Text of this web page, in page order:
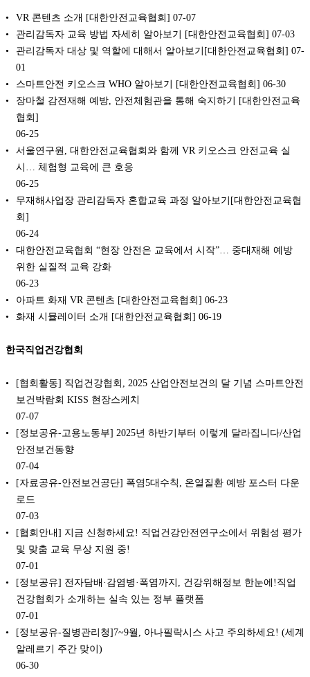
VR 콘텐츠 소개 [대한안전교육협회] 07-07
관리감독자 교육 방법 자세히 알아보기 [대한안전교육협회] 07-03
관리감독자 대상 및 역할에 대해서 알아보기[대한안전교육협회] 07-
01
스마트안전 키오스크 WHO 알아보기 [대한안전교육협회] 06-30
장마철 감전재해 예방, 안전체험관을 통해 숙지하기 [대한안전교육
협회]
06-25
서울연구원, 대한안전교육협회와 함께 VR 키오스크 안전교육 실
시… 체험형 교육에 큰 호응
06-25
무재해사업장 관리감독자 혼합교육 과정 알아보기[대한안전교육협
회]
06-24
대한안전교육협회 “현장 안전은 교육에서 시작”… 중대재해 예방
위한 실질적 교육 강화
06-23
아파트 화재 VR 콘텐츠 [대한안전교육협회] 06-23
화재 시뮬레이터 소개 [대한안전교육협회] 06-19
한국직업건강협회
[협회활동] 직업건강협회, 2025 산업안전보건의 달 기념 스마트안전
보건박람회 KISS 현장스케치
07-07
[정보공유-고용노동부] 2025년 하반기부터 이렇게 달라집니다/산업
안전보건동향
07-04
[자료공유-안전보건공단] 폭염5대수칙, 온열질환 예방 포스터 다운
로드
07-03
[협회안내] 지금 신청하세요! 직업건강안전연구소에서 위험성 평가
및 맞춤 교육 무상 지원 중!
07-01
[정보공유] 전자담배·감염병·폭염까지, 건강위해정보 한눈에!직업
건강협회가 소개하는 실속 있는 정부 플랫폼
07-01
[정보공유-질병관리청]7~9월, 아나필락시스 사고 주의하세요! (세계
알레르기 주간 맞이)
06-30